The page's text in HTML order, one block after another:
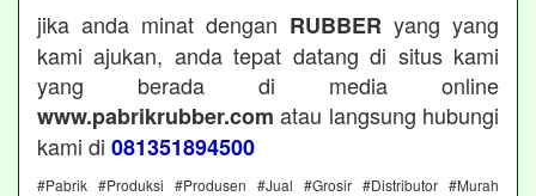
jika anda minat dengan RUBBER yang yang
kami ajukan, anda tepat datang di situs kami
yang berada di media online
www.pabrikrubber.com atau langsung hubungi
kami di 081351894500
#Pabrik #Produksi #Produsen #Jual #Grosir #Distributor #Murah